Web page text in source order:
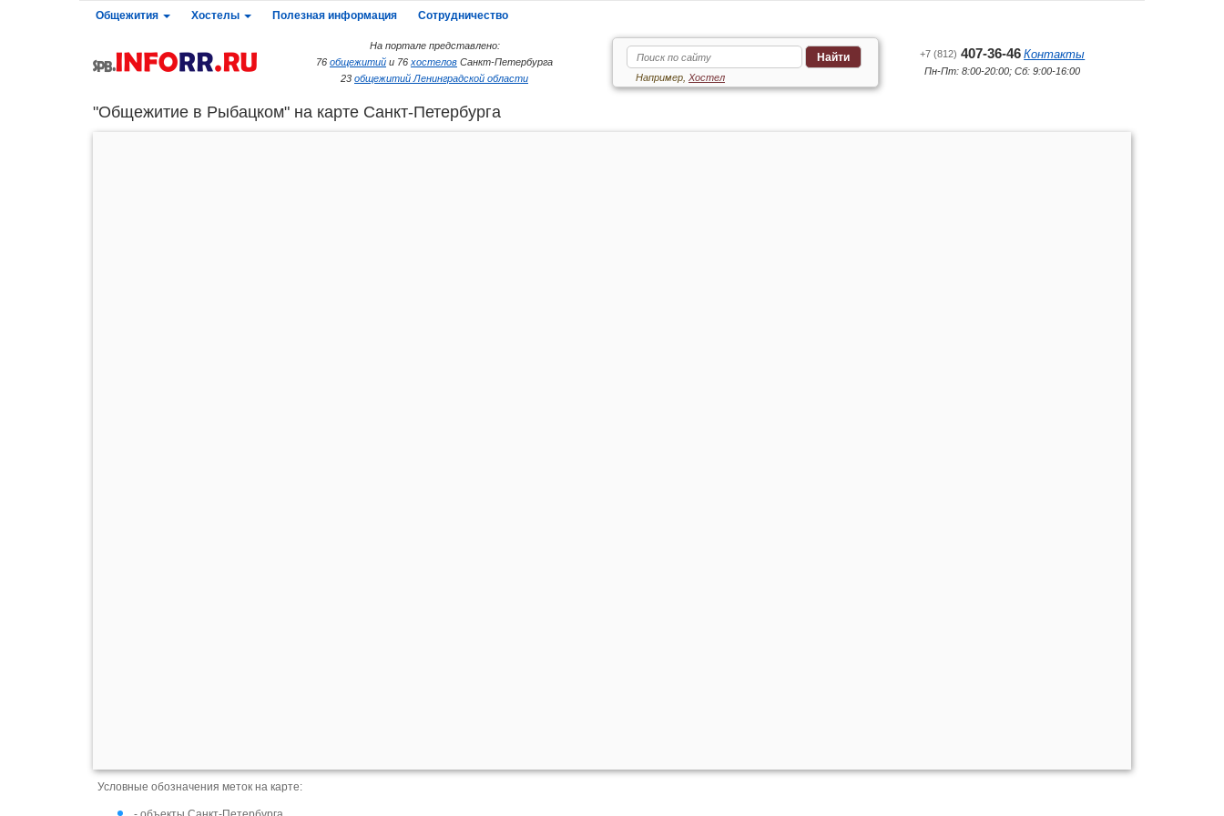
Общежития Хостелы Полезная информация Сотрудничество
На портале представлено:
76 общежитий и 76 хостелов Санкт-Петербурга
23 общежитий Ленинградской области
Найти
Например, Хостел
+7 (812) 407-36-46 Контакты
Пн-Пт: 8:00-20:00; Сб: 9:00-16:00
"Общежитие в Рыбацком" на карте Санкт-Петербурга
Условные обозначения меток на карте: